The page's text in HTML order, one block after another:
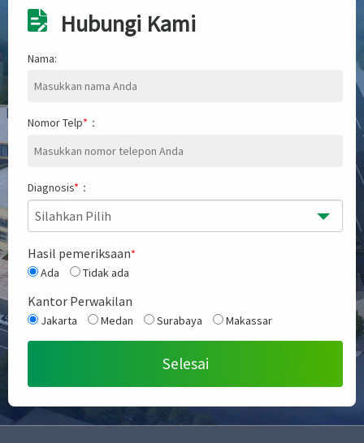
komprehensif, interdisipliner, mutakhir dan terdepan.
Mulai Mei 2023, asosiasi ini telah mendirikan Basis
Pelatihan Pengobatan Kanker Terintegrasi "Belt and
Road" da
Hubungi Kami
Nama:
Nomor Telp* ：
Diagnosis* ：
Silahkan Pilih
Hasil pemeriksaan*
Ada
Tidak ada
Kantor Perwakilan
Jakarta Medan Surabaya Makassar